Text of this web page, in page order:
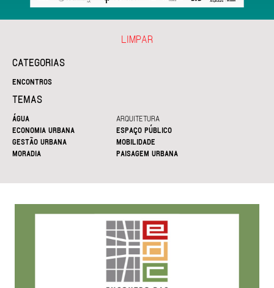
CATEGORIAS
ENCONTROS
TEMAS
ÁGUA
ARQUITETURA
ECONOMIA URBANA
ESPAÇO PÚBLICO
GESTÃO URBANA
MOBILIDADE
MORADIA
PAISAGEM URBANA
LIMPAR